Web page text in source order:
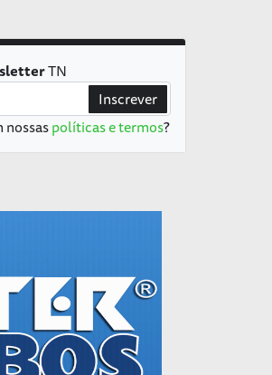
TN
políticas e termos?
Inscrever